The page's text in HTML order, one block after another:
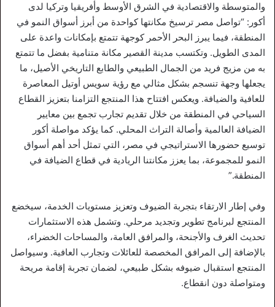
والمتوسطة والاقتصادية في الشرق الأوسط وأفريقيا وتركيا لدى
أكور: “تواصل مصر ترسيخ مكانتها كواحدة من أبرز أسواق النمو في
المنطقة، فيما يبرز البحر الأحمر كوجهة تتمتع بإمكانات واعدة على
المدى الطويل. وتكتسب مدينة القصير مكانة متنامية بفضل ما تتمتع
به من مزيج فريد من الجمال الطبيعي والطابع التاريخي الأصيل، ما
يجعلها وجهة تنسجم بشكل مثالي مع رؤية سويس أوتيل المعاصرة
للعافية والضيافة. ويعكس افتتاح هذا المنتجع التزامنا بتعزيز القطاع
السياحي في المنطقة من خلال تقديم تجارب تجمع بين معايير
الضيافة العالمية وأصالة التراث المحلي. كما يؤكد مواصلة أكور
توسيع حضورها الاستراتيجي في مصر، التي تمثل أحد أهم أسواق
النمو للمجموعة، بما يعزز مكانتنا الريادية في قطاع الضيافة في
المنطقة.”
وفي إطار الارتقاء بتجربة الضيوف وتعزيز مستويات الخدمة، سيخضع
المنتجع لبرنامج تطوير وتجديد مرحلي. وتشمل هذه الاستثمارات
تحديث الغرف والأجنحة، والمرافق العامة، والمساحات الخضراء،
بالإضافة إلى المرافق المخصصة للعائلات وتجارب العافية. وسيواصل
المنتجع استقبال ضيوفه بشكل طبيعي، لضمان تجربة إقامة مريحة
ومتواصلة دون انقطاع.